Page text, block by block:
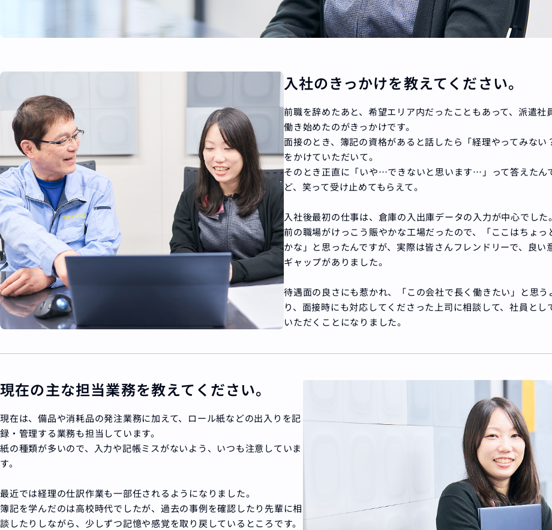
入社のきっかけを教えてください。
前職を辞めたあと、希望エリア内だったこともあって、派遣社
働き始めたのがきっかけです。
面接のとき、簿記の資格があると話したら「経理やってみない
をかけていただいて。
そのとき正直に「いや…できないと思います…」って答えたん
ど、笑って受け止めてもらえて。
入社後最初の仕事は、倉庫の入出庫データの入力が中心でした。
前の職場がけっこう賑やかな工場だったので、「ここはちょっ
かな」と思ったんですが、実際は皆さんフレンドリーで、良い
ギャップがありました。
待遇面の良さにも惹かれ、「この会社で長く働きたい」と思う
り、面接時にも対応してくださった上司に相談して、社員とし
いただくことになりました。
現在の主な担当業務を教えてください。
現在は、備品や消耗品の発注業務に加えて、ロール紙などの出入りを記
録・管理する業務も担当しています。
紙の種類が多いので、入力や記帳ミスがないよう、いつも注意していま
す。
最近では経理の仕訳作業も一部任されるようになりました。
簿記を学んだのは高校時代でしたが、過去の事例を確認したり先輩に相
談したりしながら、少しずつ記憶や感覚を取り戻しているところです。